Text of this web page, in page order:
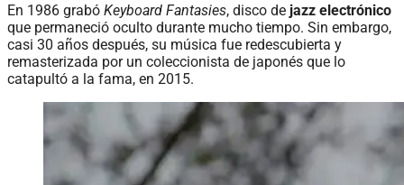
En 1986 grabó Keyboard Fantasies, disco de jazz electrónico
que permaneció oculto durante mucho tiempo. Sin embargo,
casi 30 años después, su música fue redescubierta y
remasterizada por un coleccionista de japonés que lo
catapultó a la fama, en 2015.